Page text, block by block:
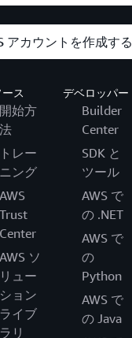
アカウントを作成する
ース
開始方
法
トレー
ニング
AWS
Trust
Center
AWS ソ
リュー
ション
ライブ
ラリ
デベロッパー
Builder
Center
SDK と
ツール
AWS で
の .NET
AWS で
の
Python
AWS で
の Java